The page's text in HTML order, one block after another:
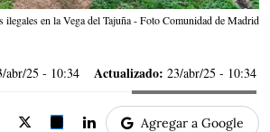
ilegales en la Vega del Tajuña - Foto Comunidad de Madrid
abr/25 - 10:34 Actualizado: 23/abr/25 - 10:34
Agregar a Google